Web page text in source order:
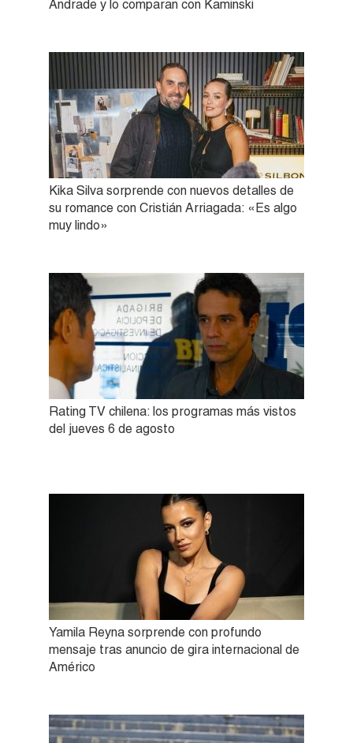
Andrade y lo comparan con Kaminski
Kika Silva sorprende con nuevos detalles de
su romance con Cristián Arriagada: «Es algo
muy lindo»
Rating TV chilena: los programas más vistos
del jueves 6 de agosto
Yamila Reyna sorprende con profundo
mensaje tras anuncio de gira internacional de
Américo